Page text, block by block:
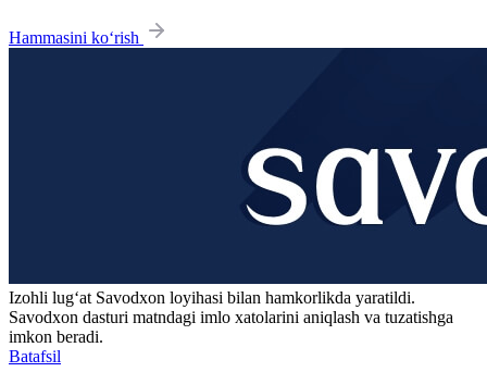
Hammasini ko‘rish
Izohli lugʻat Savodxon loyihasi bilan hamkorlikda yaratildi.
Savodxon dasturi matndagi imlo xatolarini aniqlash va tuzatishga
imkon beradi.
Batafsil